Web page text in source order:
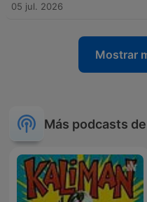
05 jul. 2026
Mostrar
Más podcasts